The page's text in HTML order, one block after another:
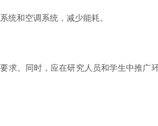
统和空调系统，减少能耗。
。同时，应在研究人员和学生中推广